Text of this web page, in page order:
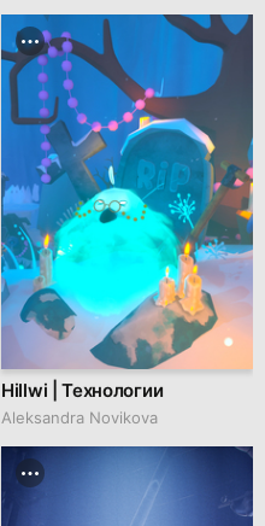
Hillwi | Технологии
Aleksandra Novikova